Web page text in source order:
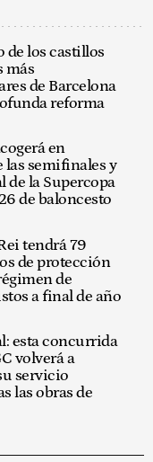
de los castillos
más
de Barcelona
reforma
en
las semifinales y
de la Supercopa
de baloncesto
tendrá 79
de protección
de
a final de año
esta concurrida
volverá a
servicio
las obras de